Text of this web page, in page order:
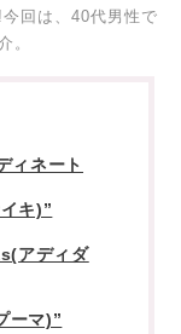
回は、40代男性で
。
ィネート
キ)”
アディダ
ーマ)”